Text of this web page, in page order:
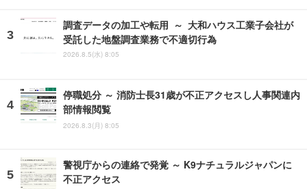
調査データの加工や転用 ～ 大和ハウス工業子会社が
受託した地盤調査業務で不適切行為
2026.8.5(水) 8:05
停職処分 ～ 消防士長31歳が不正アクセスし人事関連内
部情報閲覧
2026.8.3(月) 8:05
警視庁からの連絡で発覚 ～ K9ナチュラルジャパンに
不正アクセス